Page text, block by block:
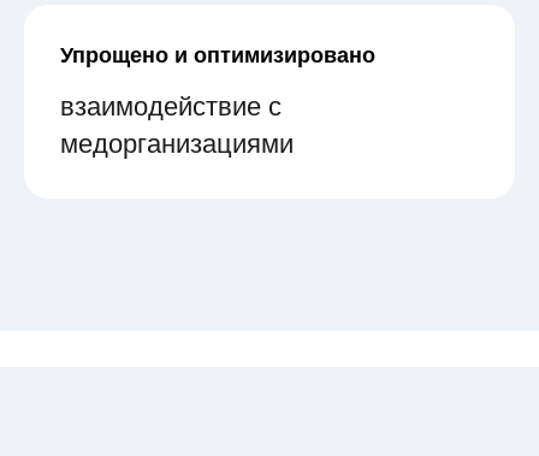
Упрощено и оптимизировано
взаимодействие с
медорганизациями